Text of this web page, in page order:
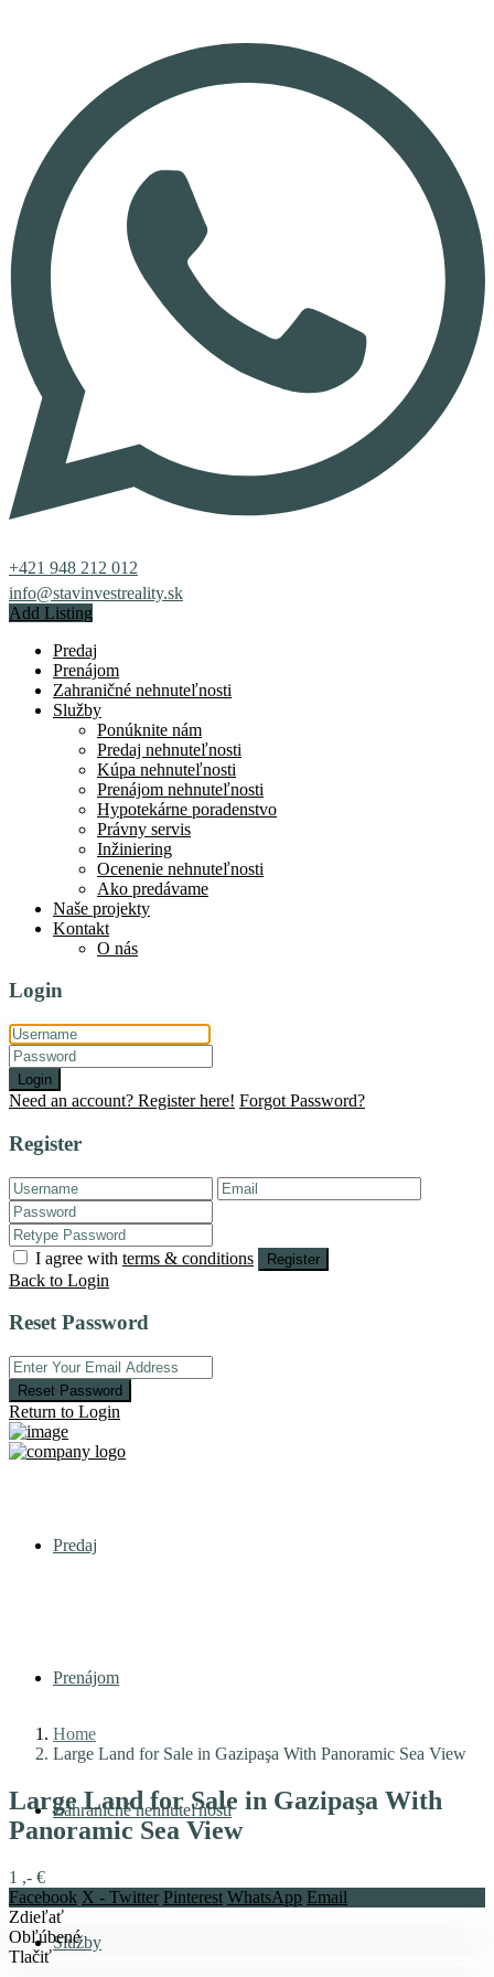
+421 948 212 012
info@stavinvestreality.sk
Add Listing
Predaj
Prenájom
Zahraničné nehnuteľnosti
Služby
Ponúknite nám
Predaj nehnuteľnosti
Kúpa nehnuteľnosti
Prenájom nehnuteľnosti
Hypotekárne poradenstvo
Právny servis
Inžiniering
Ocenenie nehnuteľnosti
Ako predávame
Naše projekty
Kontakt
O nás
Login
Login
Need an account? Register here! Forgot Password?
Register
I agree with terms & conditions Register
Back to Login
Reset Password
Reset Password
Return to Login
Predaj
Prenájom
Zahraničné nehnuteľnosti
Služby
Home
Large Land for Sale in Gazipaşa With Panoramic Sea View
Large Land for Sale in Gazipaşa With
Panoramic Sea View
1 ,- €
Facebook X - Twitter Pinterest WhatsApp Email
Zdieľať
Obľúbené
Tlačiť